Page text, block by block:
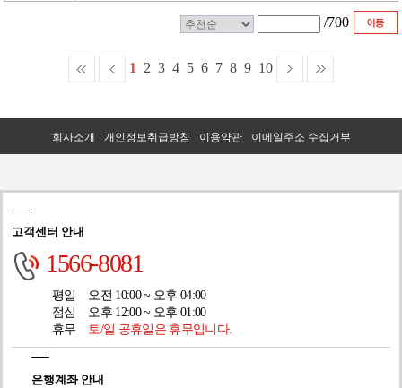
/700
1 2 3 4 5 6 7 8 9 10
회사소개 개인정보취급방침 이용약관 이메일주소 수집거부
고객센터 안내
1566-8081
평일
오전 10:00 ~ 오후 04:00
점심
오후 12:00 ~ 오후 01:00
휴무
토/일 공휴일은 휴무입니다.
은행계좌 안내